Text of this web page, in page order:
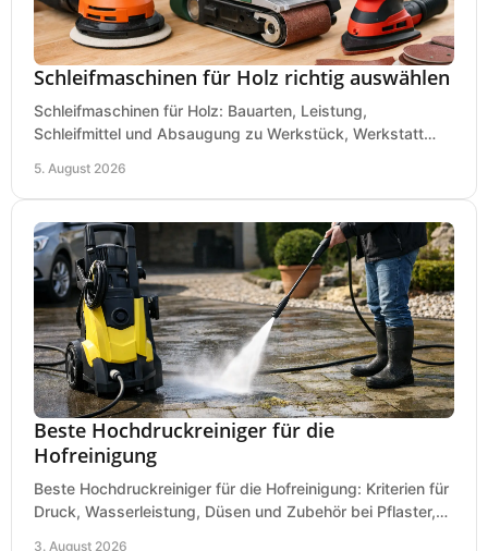
Schleifmaschinen für Holz richtig auswählen
Schleifmaschinen für Holz: Bauarten, Leistung,
Schleifmittel und Absaugung zu Werkstück, Werkstatt
5. August 2026
Beste Hochdruckreiniger für die
Hofreinigung
Beste Hochdruckreiniger für die Hofreinigung: Kriterien für
Druck, Wasserleistung, Düsen und Zubehör bei Pflaster,
3. August 2026